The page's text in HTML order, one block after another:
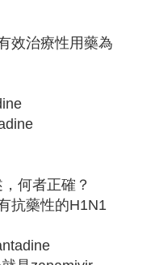
效治療性用藥為
何者正確？
抗藥性的H1N1